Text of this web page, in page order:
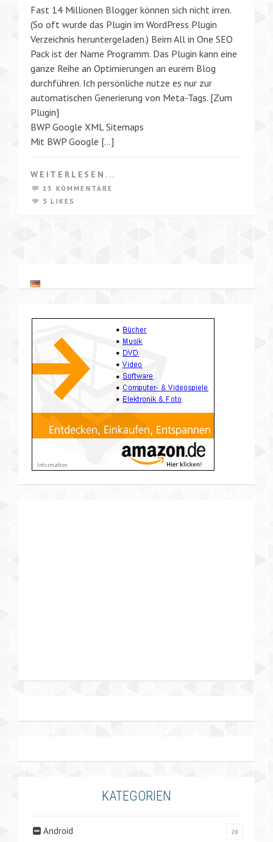
Fast 14 Millionen Blogger können sich nicht irren.
(So oft wurde das Plugin im WordPress Plugin
Verzeichnis heruntergeladen.) Beim All in One SEO
Pack ist der Name Programm. Das Plugin kann eine
ganze Reihe an Optimierungen an eurem Blog
durchführen. Ich persönliche nutze es nur zur
automatischen Generierung von Meta-Tags. [Zum
Plugin]
BWP Google XML Sitemaps
Mit BWP Google […]
WEITERLESEN...
13 KOMMENTARE
5 LIKES
KATEGORIEN
Android 28